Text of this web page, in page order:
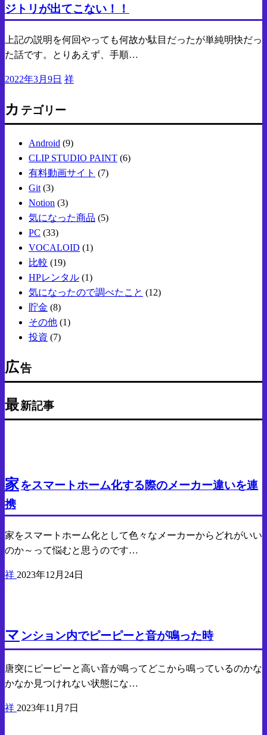
ジトリが出てこない！！
上記の説明を何回やっても何故か駄目だったが単純明快だっ
た話です。とりあえず、手順…
投
日:
2022年3月9日 祥
カ テゴリー
Android (9)
CLIP STUDIO PAINT (6)
有料動画サイト (7)
Git (3)
Notion (3)
気になった商品 (5)
PC (33)
VOCALOID (1)
比較 (19)
HPレンタル (1)
気になったので調べたこと (12)
貯金 (8)
その他 (1)
投資 (7)
広告
最新記事
家 をスマートホーム化する際のメーカー違いを連
携
家をスマートホーム化として色々なメーカーからどれがいい
のか～って悩むと思うのです…
祥 2023年12月24日
マ ンション内でピーピーと音が鳴った時
唐突にピーピーと高い音が鳴ってどこから鳴っているのかな
かなか見つけれない状態にな…
祥 2023年11月7日